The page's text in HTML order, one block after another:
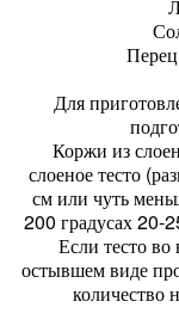
Для
Коржи из
слоеное тесто
см или чуть
200 градусах 20-
Если тесто
остывшем виде
количество